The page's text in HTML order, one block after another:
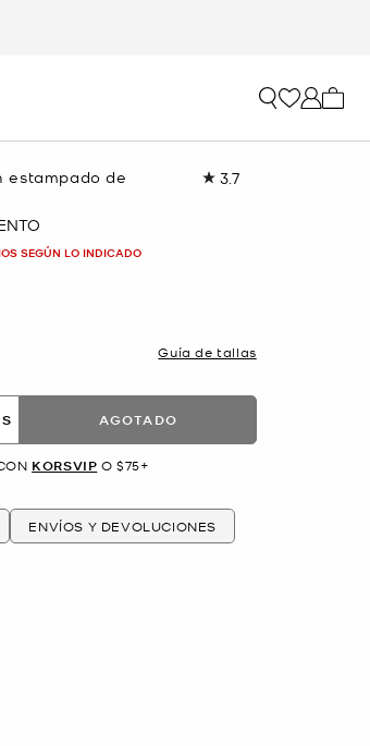
estampado de
3.7
SEGÚN LO INDICADO
Guía de tallas
AGOTADO
KORSVIP O $75+
ENVÍOS Y DEVOLUCIONES